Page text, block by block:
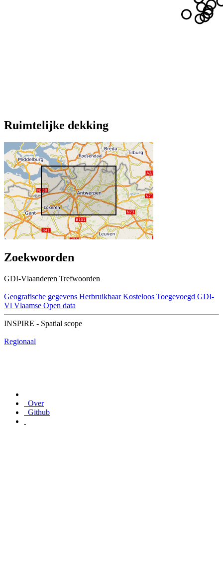
Ruimtelijke dekking
Zoekwoorden
GDI-Vlaanderen Trefwoorden
Geografische gegevens Herbruikbaar Kosteloos Toegevoegd GDI-
Vl Vlaamse Open data
INSPIRE - Spatial scope
Regionaal
Over
Github